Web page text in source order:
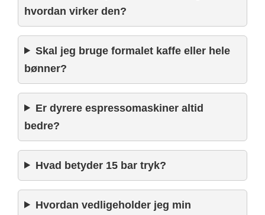
hvordan virker den?
Skal jeg bruge formalet kaffe eller hele
bønner?
Er dyrere espressomaskiner altid
bedre?
Hvad betyder 15 bar tryk?
Hvordan vedligeholder jeg min